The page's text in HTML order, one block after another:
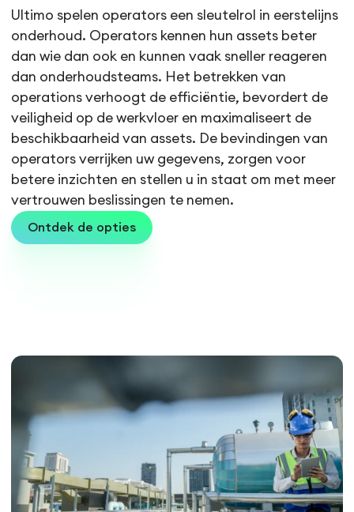
Ultimo spelen operators een sleutelrol in eerstelijns
onderhoud. Operators kennen hun assets beter
dan wie dan ook en kunnen vaak sneller reageren
dan onderhoudsteams. Het betrekken van
operations verhoogt de efficiëntie, bevordert de
veiligheid op de werkvloer en maximaliseert de
beschikbaarheid van assets. De bevindingen van
operators verrijken uw gegevens, zorgen voor
betere inzichten en stellen u in staat om met meer
vertrouwen beslissingen te nemen.
Ontdek de opties